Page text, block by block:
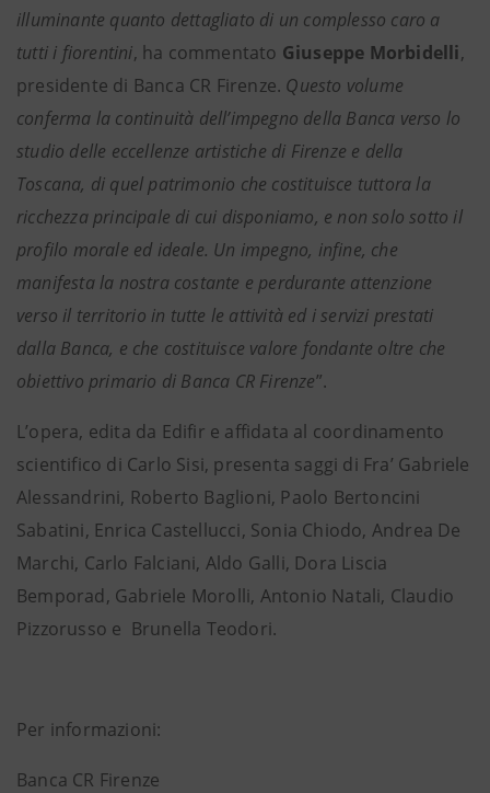
illuminante quanto dettagliato di un complesso caro a
tutti i fiorentini, ha commentato Giuseppe Morbidelli,
presidente di Banca CR Firenze. Questo volume
conferma la continuità dell’impegno della Banca verso lo
studio delle eccellenze artistiche di Firenze e della
Toscana, di quel patrimonio che costituisce tuttora la
ricchezza principale di cui disponiamo, e non solo sotto il
profilo morale ed ideale. Un impegno, infine, che
manifesta la nostra costante e perdurante attenzione
verso il territorio in tutte le attività ed i servizi prestati
dalla Banca, e che costituisce valore fondante oltre che
obiettivo primario di Banca CR Firenze”.
L’opera, edita da Edifir e affidata al coordinamento
scientifico di Carlo Sisi, presenta saggi di Fra’ Gabriele
Alessandrini, Roberto Baglioni, Paolo Bertoncini
Sabatini, Enrica Castellucci, Sonia Chiodo, Andrea De
Marchi, Carlo Falciani, Aldo Galli, Dora Liscia
Bemporad, Gabriele Morolli, Antonio Natali, Claudio
Pizzorusso e Brunella Teodori.
Per informazioni:
Banca CR Firenze